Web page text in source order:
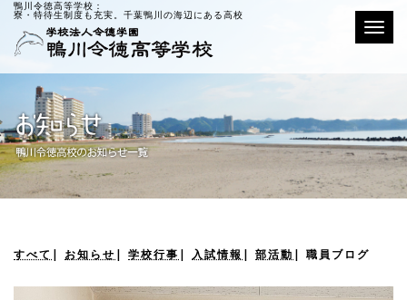
鴨川令徳高等学校：
寮・特待生制度も充実。千葉鴨川の海辺にある高校
すべて | お知らせ | 学校行事 | 入試情報 | 部活動 | 職員ブログ